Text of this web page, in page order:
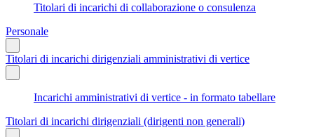
Titolari di incarichi di collaborazione o consulenza
Personale
Titolari di incarichi dirigenziali amministrativi di vertice
Incarichi amministrativi di vertice - in formato tabellare
Titolari di incarichi dirigenziali (dirigenti non generali)